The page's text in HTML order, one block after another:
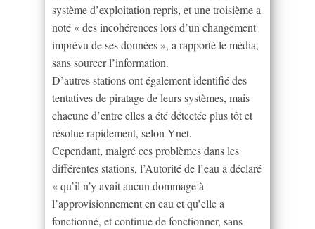
système d’exploitation repris, et une troisième a
noté « des incohérences lors d’un changement
imprévu de ses données », a rapporté le média,
sans sourcer l’information.
D’autres stations ont également identifié des
tentatives de piratage de leurs systèmes, mais
chacune d’entre elles a été détectée plus tôt et
résolue rapidement, selon Ynet.
Cependant, malgré ces problèmes dans les
différentes stations, l’Autorité de l’eau a déclaré
« qu’il n’y avait aucun dommage à
l’approvisionnement en eau et qu’elle a
fonctionné, et continue de fonctionner, sans